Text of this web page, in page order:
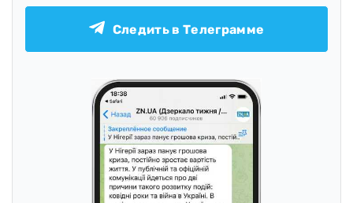
Следить в Телеграмме